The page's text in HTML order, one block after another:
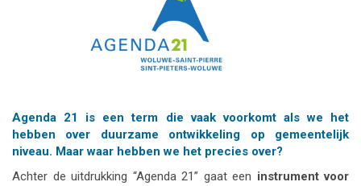
Agenda 21 is een term die vaak voorkomt als we het
hebben over duurzame ontwikkeling op gemeentelijk
niveau. Maar waar hebben we het precies over?
Achter de uitdrukking “Agenda 21” gaat een instrument voor